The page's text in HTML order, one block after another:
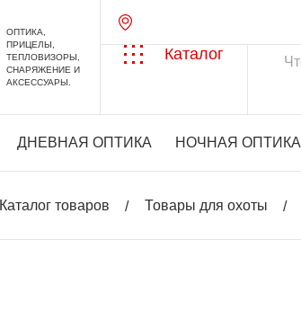
ОПТИКА,
ПРИЦЕЛЫ,
ТЕПЛОВИЗОРЫ,
СНАРЯЖЕНИЕ И
АКСЕССУАРЫ.
Каталог
ДНЕВНАЯ ОПТИКА НОЧНАЯ ОПТИКА
Каталог товаров Товары для охоты